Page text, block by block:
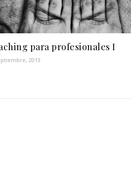
para profesionales I
2013